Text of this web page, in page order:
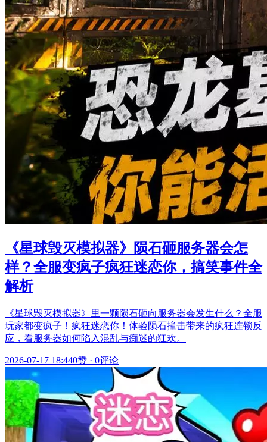
《星球毁灭模拟器》陨石砸服务器会怎
样？全服变疯子疯狂迷恋你，搞笑事件全
解析
《星球毁灭模拟器》里一颗陨石砸向服务器会发生什么？全服
玩家都变疯子！疯狂迷恋你！体验陨石撞击带来的疯狂连锁反
应，看服务器如何陷入混乱与痴迷的狂欢。
2026-07-17 18:440赞 · 0评论